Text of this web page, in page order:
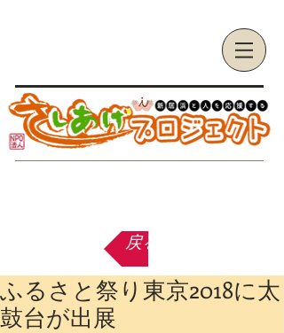
戻る
ふるさと祭り東京2018に太
鼓台が出展